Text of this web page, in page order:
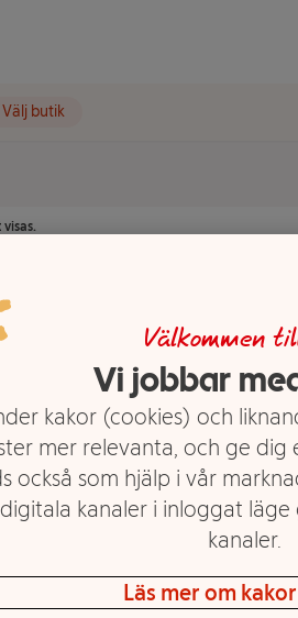
Välj butik
Rengöringsspray
Välkommen
Vi jobbar
kakor (cookies) och
mer relevanta, och ge dig
också som hjälp i vår
kanaler i inloggat läge
kanaler.
Läs mer om